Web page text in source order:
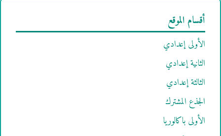
أقسام الموقع
الأولى إعدادي
الثانية إعدادي
الثالثة إعدادي
الجذع المشترك
الأولى باكالوريا